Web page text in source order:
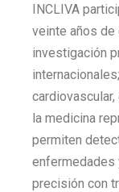
INCLIVA
veinte años de
investigación
la medicina
permiten
enfermedades
precisión con